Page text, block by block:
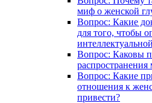
миф о женской
Вопрос: Какие
для того, чтобы
Вопрос: Каковы
Вопрос: Какие
отношения к
привести?